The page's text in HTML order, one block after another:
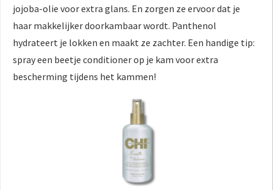
jojoba-olie voor extra glans. En zorgen ze ervoor dat je
haar makkelijker doorkambaar wordt. Panthenol
hydrateert je lokken en maakt ze zachter. Een handige tip:
spray een beetje conditioner op je kam voor extra
bescherming tijdens het kammen!